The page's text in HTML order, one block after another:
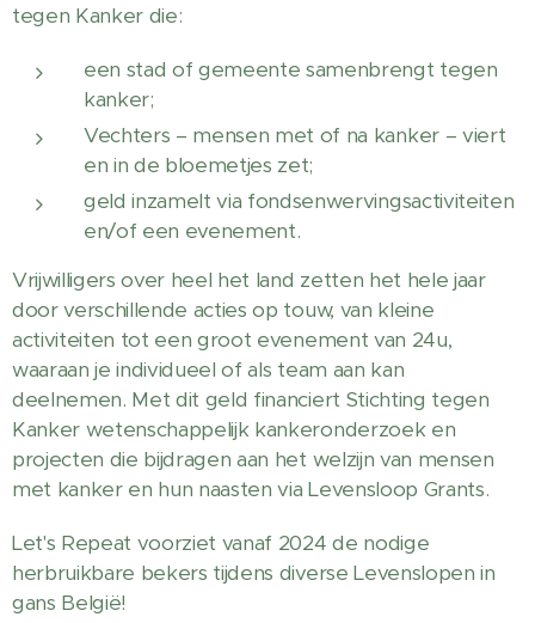
tegen Kanker die:
een stad of gemeente samenbrengt tegen
kanker;
Vechters – mensen met of na kanker – viert
en in de bloemetjes zet;
geld inzamelt via fondsenwervingsactiviteiten
en/of een evenement.
Vrijwilligers over heel het land zetten het hele jaar
door verschillende acties op touw, van kleine
activiteiten tot een groot evenement van 24u,
waaraan je individueel of als team aan kan
deelnemen. Met dit geld financiert Stichting tegen
Kanker wetenschappelijk kankeronderzoek en
projecten die bijdragen aan het welzijn van mensen
met kanker en hun naasten via Levensloop Grants.
Let's Repeat voorziet vanaf 2024 de nodige
herbruikbare bekers tijdens diverse Levenslopen in
gans België!